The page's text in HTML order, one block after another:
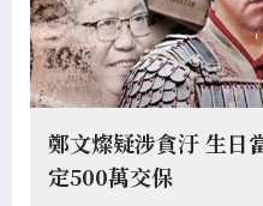
鄭文燦疑涉貪汙 生日
定500萬交保